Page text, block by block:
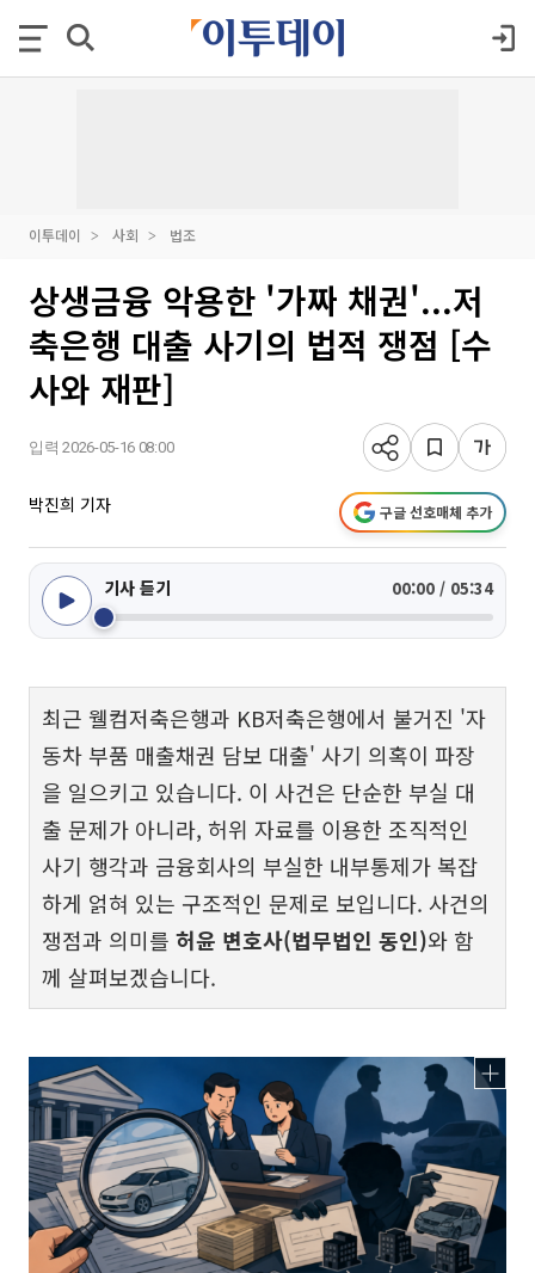
이투데이 사회 법조
상생금융 악용한 '가짜 채권'...저
축은행 대출 사기의 법적 쟁점 [수
사와 재판]
입력 2026-05-16 08:00
박진희 기자 구글 선호매체 추가
기사 듣기 00:00 / 05:34
최근 웰컴저축은행과 KB저축은행에서 불거진 '자
동차 부품 매출채권 담보 대출' 사기 의혹이 파장
을 일으키고 있습니다. 이 사건은 단순한 부실 대
출 문제가 아니라, 허위 자료를 이용한 조직적인
사기 행각과 금융회사의 부실한 내부통제가 복잡
하게 얽혀 있는 구조적인 문제로 보입니다. 사건의
쟁점과 의미를 허윤 변호사(법무법인 동인)와 함
께 살펴보겠습니다.